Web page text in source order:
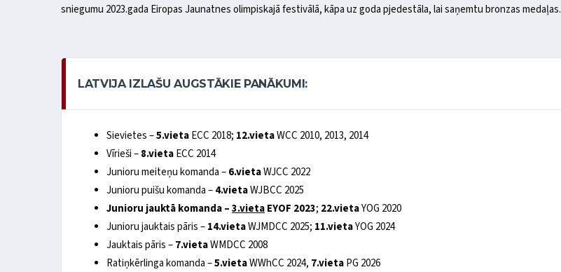
sniegumu 2023.gada Eiropas Jaunatnes olimpiskajā festivālā, kāpa uz goda pjedestāla, lai saņemtu bronzas medaļas.
LATVIJA IZLAŠU AUGSTĀKIE PANĀKUMI:
Sievietes –5.vietaECC 2018; 12.vietaWCC 2010, 2013, 2014
Vīrieši –8.vietaECC 2014
Junioru meiteņu komanda –6.vietaWJCC 2022
Junioru puišu komanda –4.vietaWJBCC 2025
Junioru jauktā komanda –3.vietaEYOF 2023; 22.vietaYOG 2020
Junioru jauktais pāris –14.vietaWJMDCC 2025; 11.vietaYOG 2024
Jauktais pāris –7.vietaWMDCC 2008
Ratiņkērlinga komanda –5.vietaWWhCC 2024, 7.vietaPG 2026